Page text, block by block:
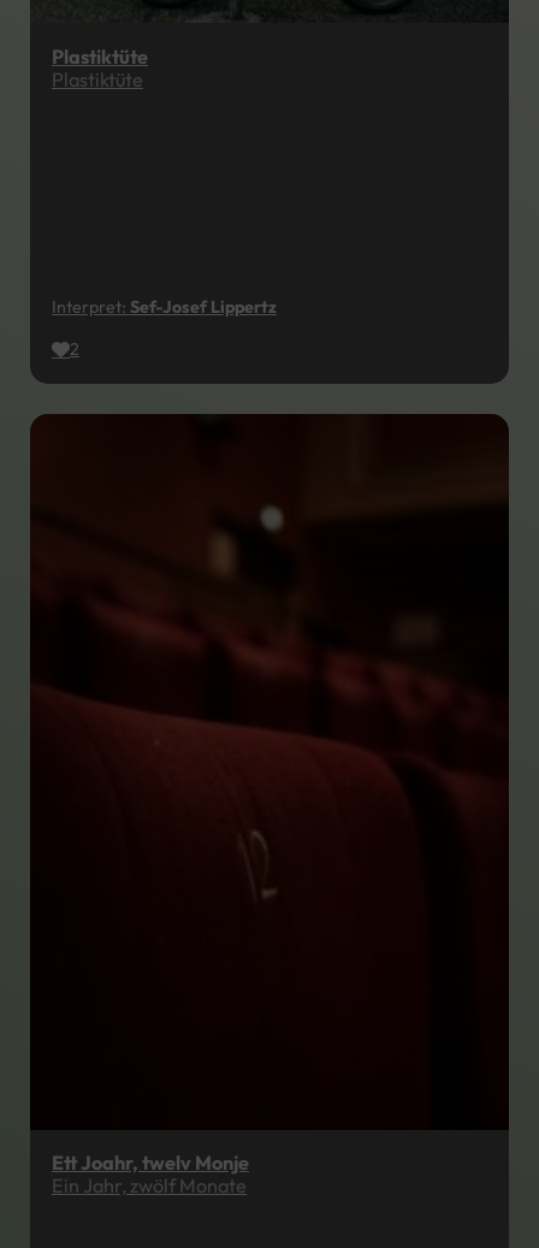
Plastiktüte
Plastiktüte
Interpret: Sef-Josef Lippertz
2
Ett Joahr, twelv Monje
Ein Jahr, zwölf Monate